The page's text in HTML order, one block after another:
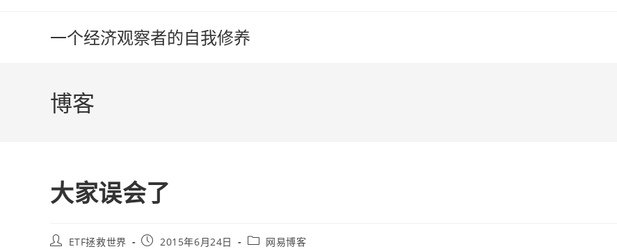
一个经济观察者的自我修养
博客
大家误会了
PostETF拯救世界
Post2015年6月24日
Post网易博客